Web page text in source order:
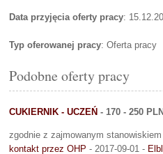
Data przyjęcia oferty pracy:
Typ oferowanej pracy: Oferta pracy
Podobne oferty pracy
CUKIERNIK - UCZEŃ - 170 - 250
zgodnie z zajmowanym stanowiskiem
kontakt przez OHP - 2017-09-01 -